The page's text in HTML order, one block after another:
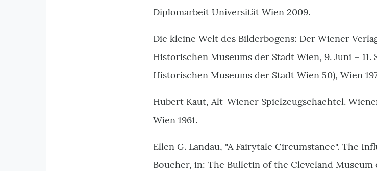
Diplomarbeit Universität Wien 2009.
Die kleine Welt des Bilderbogens: Der Wiener
Historischen Museums der Stadt Wien, 9. Juni – 11.
Historischen Museums der Stadt Wien 50), Wien
Hubert Kaut, Alt-Wiener Spielzeugschachtel.
Wien 1961.
Ellen G. Landau, "A Fairytale Circumstance". The
Boucher, in: The Bulletin of the Cleveland Museum